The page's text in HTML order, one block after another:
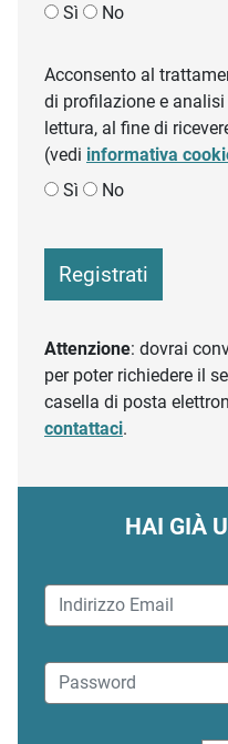
Sì
No
Acconsento al
di profilazione e
lettura, al fine di
(vedi informativa
Sì
No
Registrati
Attenzione: dovrai
per poter richiedere il
casella di posta
contattaci.
HAI GIÀ